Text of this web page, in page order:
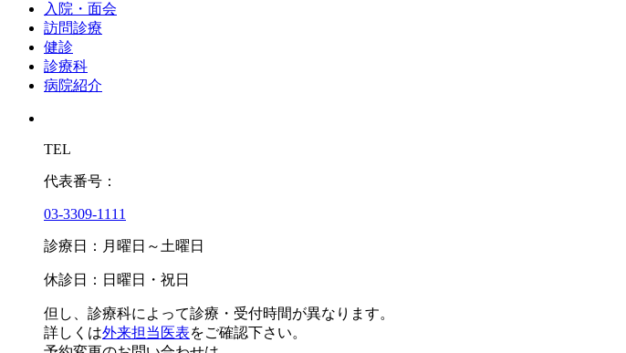
入院・面会
訪問診療
健診
診療科
病院紹介
TEL
代表番号：
03-3309-1111
診療日：月曜日～土曜日
休診日：日曜日・祝日
但し、診療科によって診療・受付時間が異なります。
詳しくは外来担当医表をご確認下さい。